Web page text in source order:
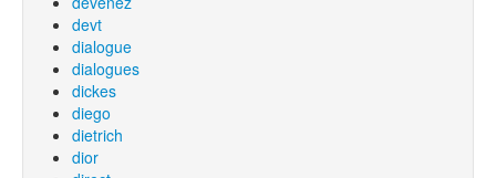
devt
dialogue
dialogues
dickes
diego
dietrich
dior